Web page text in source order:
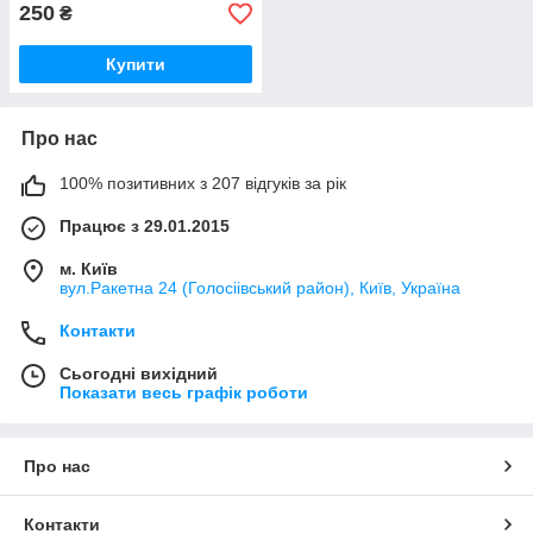
250 ₴
Купити
Про нас
100% позитивних з 207 відгуків за рік
Працює з 29.01.2015
м. Київ
вул.Ракетна 24 (Голосіівський район), Київ, Україна
Контакти
Сьогодні вихідний
Показати весь графік роботи
Про нас
Контакти